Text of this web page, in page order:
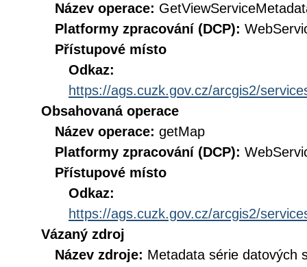
Název operace:
Platformy zpracování (DCP):
Přístupové místo
Odkaz:
https://ags.cuzk.gov.cz/arcgis2/
Obsahovaná operace
Název operace: getMap
Platformy zpracování (DCP):
Přístupové místo
Odkaz:
https://ags.cuzk.gov.cz/arcgis2/
Vázaný zdroj
Název zdroje: Metadata série datových